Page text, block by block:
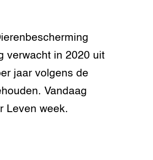
verwacht in 2020 uit
jaar volgens de
Vandaag
Leven week.